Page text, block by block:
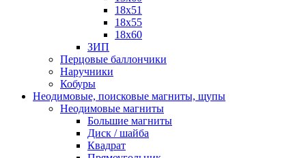
18х51
18х55
18х60
ЗИП
Перцовые баллончики
Наручники
Кобуры
Неодимовые, поисковые магниты, щупы
Неодимовые магниты
Большие магниты
Диск / шайба
Квадрат